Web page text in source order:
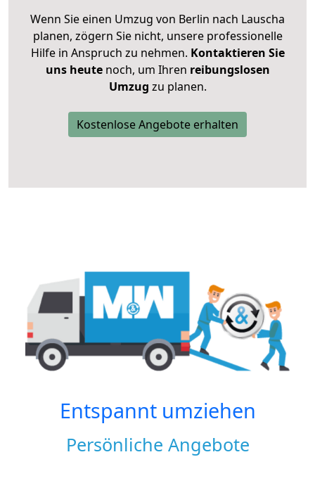
Wenn Sie einen Umzug von Berlin nach Lauscha
planen, zögern Sie nicht, unsere professionelle
Hilfe in Anspruch zu nehmen. Kontaktieren Sie
uns heutenoch, um Ihren reibungslosen
Umzug zu planen.
Kostenlose Angebote erhalten
Entspannt umziehen
Persönliche Angebote